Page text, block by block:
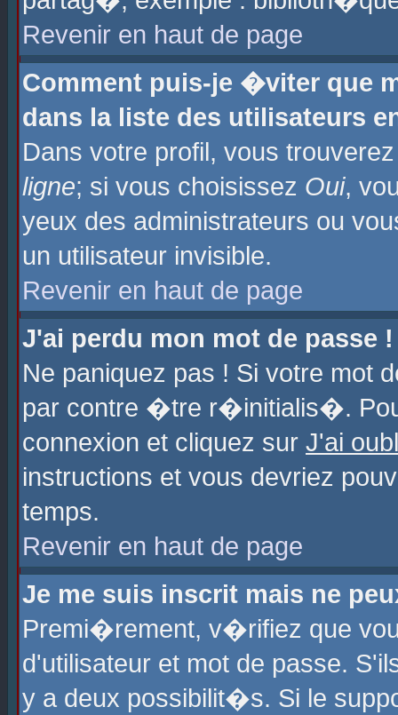
Revenir en haut de page
Comment puis-je �viter que
dans la liste des utilisateurs
Dans votre profil, vous
ligne; si vous choisissez Oui,
yeux des administrateurs ou
un utilisateur invisible.
Revenir en haut de page
J'ai perdu mon mot de passe !
Ne paniquez pas ! Si votre
par contre �tre r�initialis�.
connexion et cliquez sur J'ai
instructions et vous devriez
temps.
Revenir en haut de page
Je me suis inscrit mais ne
Premi�rement, v�rifiez que
d'utilisateur et mot de passe.
y a deux possibilit�s. Si le